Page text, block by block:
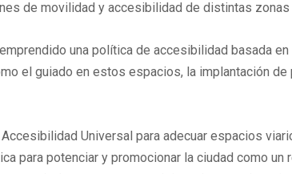
de movilidad y accesibilidad de distintas
una política de accesibilidad basada
el guiado en estos espacios, la implantación
Universal para adecuar espacios
para potenciar y promocionar la ciudad como